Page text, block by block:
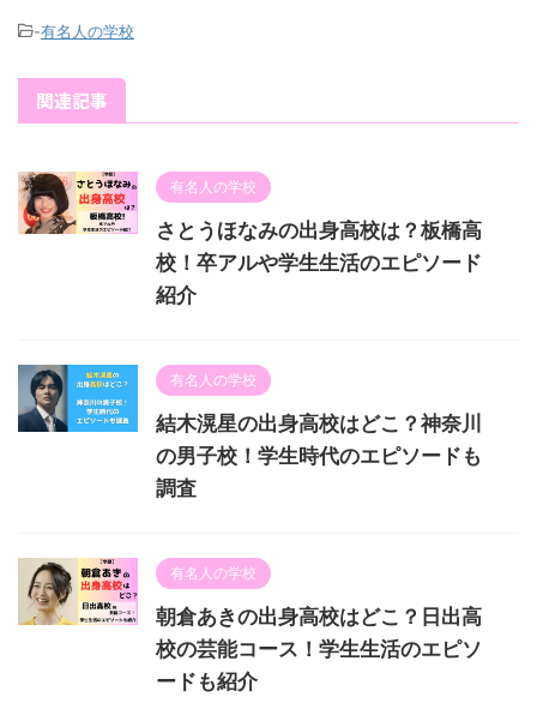
-有名人の学校
関連記事
有名人の学校
さとうほなみの出身高校は？板橋高
校！卒アルや学生生活のエピソード
紹介
有名人の学校
結木滉星の出身高校はどこ？神奈川
の男子校！学生時代のエピソードも
調査
有名人の学校
朝倉あきの出身高校はどこ？日出高
校の芸能コース！学生生活のエピソ
ードも紹介